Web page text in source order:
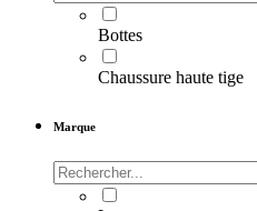
Bottes
Chaussure haute tige
Marque